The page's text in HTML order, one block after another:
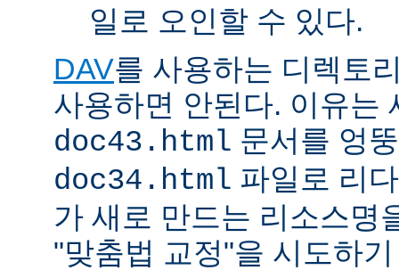
일로 오인할 수 있다.
DAV를 사용하는 디렉토
사용하면 안된다. 이유는
doc43.html 문서를 엉
doc34.html 파일로 리
가 새로 만드는 리소스명
"맞춤법 교정"을 시도하